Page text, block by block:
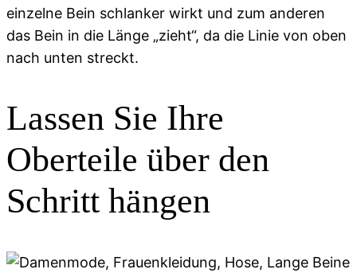
einzelne Bein schlanker wirkt und zum anderen
das Bein in die Länge „zieht“, da die Linie von oben
nach unten streckt.
Lassen Sie Ihre
Oberteile über den
Schritt hängen